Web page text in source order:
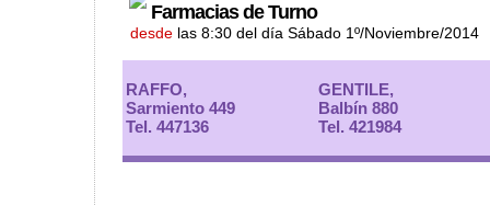
Farmacias de Turno
desde las 8:30 del día Sábado 1º/Noviembre/2014
RAFFO,
Sarmiento 449
Tel. 447136
GENTILE,
Balbín 880
Tel. 421984